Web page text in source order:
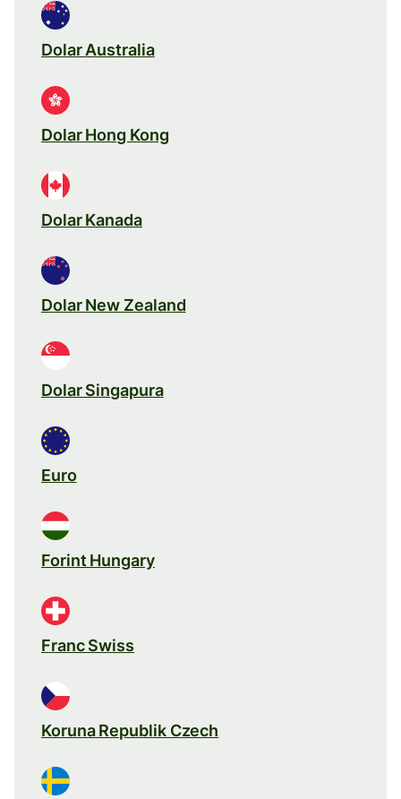
Dolar Australia
Dolar Hong Kong
Dolar Kanada
Dolar New Zealand
Dolar Singapura
Euro
Forint Hungary
Franc Swiss
Koruna Republik Czech